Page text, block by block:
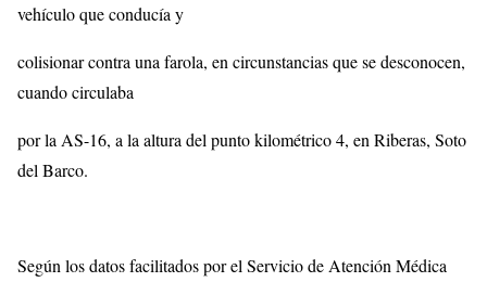
vehículo que conducía y
colisionar contra una farola, en circunstancias que se desconocen,
cuando circulaba
por la AS-16, a la altura del punto kilométrico 4, en Riberas, Soto
del Barco.
Según los datos facilitados por el Servicio de Atención Médica